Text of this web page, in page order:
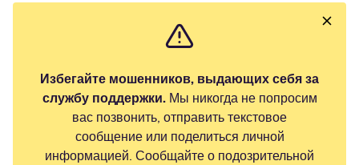
Избегайте мошенников, выдающих себя за
службу поддержки.Мы никогда не попросим
вас позвонить, отправить текстовое
сообщение или поделиться личной
информацией. Сообщайте о подозрительной